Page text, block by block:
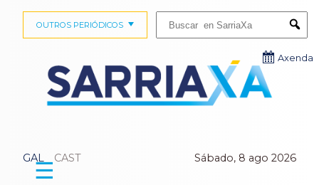
GAL CAST Sábado, 8 ago 2026
OUTROS PERIÓDICOS
Axenda
☰